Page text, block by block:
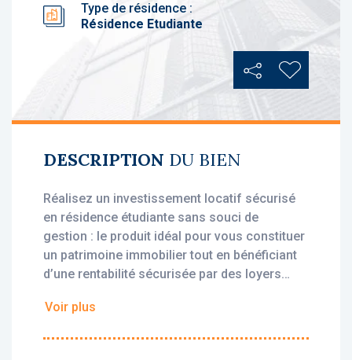
Type de résidence :
Résidence Etudiante
PartagerAjouter
DESCRIPTION DU BIEN
Réalisez un investissement locatif sécurisé
en résidence étudiante sans souci de
gestion : le produit idéal pour vous constituer
un patrimoine immobilier tout en bénéficiant
d’une rentabilité sécurisée par des loyers
Voir plus